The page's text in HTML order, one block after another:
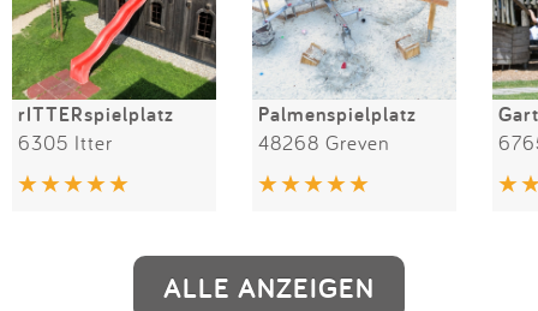
rITTERspielplatz
6305 Itter
Palmenspielplatz
48268 Greven
ALLE ANZEIGEN